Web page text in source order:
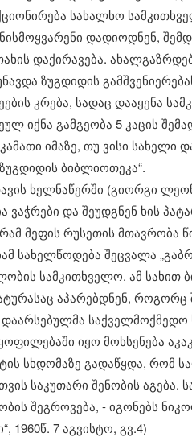
სახალხო
დადიოდნენ,
დაქირავება.
ზუგდიდის
კრება, სადაც დააყენა
იქნა გამგეობა 5 კაცის
იმაზე, თუ ვისი
ბიბლიოთეკა“.
ხელნაწერში (გიორგი
და შეუდგნენ ხის
მეფის რუსეთის მთავრობა
სახელწოდება შეცვალა
სამკითხველო. ამ
აპარებდნენ,
საქველმოქმედო
იყო მოხსენება
სხდომაზე გადაწყდა,
საკუთარი შენობის აგება.
შეგროვება, - იგონებს
1960წ. 7 აგვისტო, გვ.4)